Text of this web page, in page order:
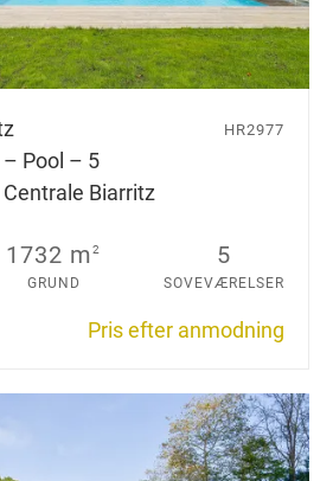
Pool – 5
Biarritz
HR2977
1732 m2
GRUND
5
SOVEVÆRELSER
Pris efter anmodning